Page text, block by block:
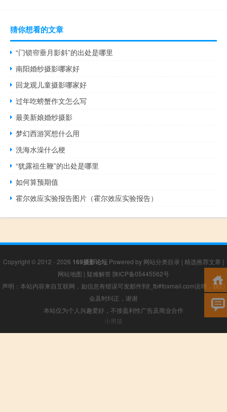
猜你想看的文章
“门锁帘垂月影斜”的出处是哪里
南阳婚纱摄影哪家好
回龙观儿童摄影哪家好
过年吃螃蟹作文怎么写
最美新娘婚纱摄影
梦幻西游冥想什么用
洗海水澡什么梗
“犹露祖生鞭”的出处是哪里
如何算预期值
霍尔效应实验报告图片（霍尔效应实验报告）
Copyright © 2012 - 2026 169摄影论坛 Powered by 网站分类目录 | 精选推荐文章 |
网站地图 | 疑难解答 陕ICP备05445562号
声明：本站内容来自互联网，如信息有错误可发邮件到f_fb#foxmail.com说明，我们
会及时纠正，谢谢
本站仅为个人兴趣爱好，不接盈利性广告及商业合作
小男孩